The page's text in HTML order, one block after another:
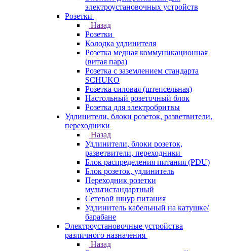
электроустановочных устройств
Розетки
Назад
Розетки
Колодка удлинителя
Розетка медная коммуникационная
(витая пара)
Розетка с заземлением стандарта
SCHUKO
Розетка силовая (штепсельная)
Настольный розеточный блок
Розетка для электробритвы
Удлинители, блоки розеток, разветвители,
переходники
Назад
Удлинители, блоки розеток,
разветвители, переходники
Блок распределения питания (PDU)
Блок розеток, удлинитель
Переходник розетки
мультистандартный
Сетевой шнур питания
Удлинитель кабельный на катушке/
барабане
Электроустановочные устройства
различного назначения
Назад